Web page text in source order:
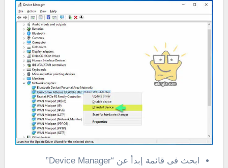
ابحث فى قائمة إبدأ عن “Device Manager”